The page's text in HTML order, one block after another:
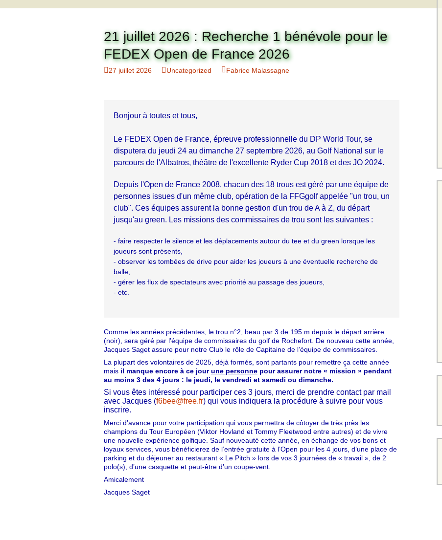
Commission Sportive
Trophée Albatros
Trophée Triple
Couronne
Coupe de Paris Dames
Championnat interclubs
Messieurs
Equipe 1 Dames
Equipe Mid-Amateurs
Equipe Senior Dames
Décembre
Mars
Juin
21 juillet 2026 : Recherche 1 bénévole pour le
FEDEX Open de France 2026
27 juillet 2026 Uncategorized Fabrice Malassagne
Bonjour à toutes et tous,
Le FEDEX Open de France, épreuve professionnelle du DP World Tour, se
disputera du jeudi 24 au dimanche 27 septembre 2026, au Golf National sur le
parcours de l'Albatros, théâtre de l'excellente Ryder Cup 2018 et des JO 2024.
Depuis l'Open de France 2008, chacun des 18 trous est géré par une équipe de
personnes issues d'un même club, opération de la FFGgolf appelée "un trou, un
club". Ces équipes assurent la bonne gestion d'un trou de A à Z, du départ
jusqu'au green. Les missions des commissaires de trou sont les suivantes :
- faire respecter le silence et les déplacements autour du tee et du green lorsque les
joueurs sont présents,
- observer les tombées de drive pour aider les joueurs à une éventuelle recherche de
balle,
- gérer les flux de spectateurs avec priorité au passage des joueurs,
- etc.
Comme les années précédentes, le trou n°2, beau par 3 de 195 m depuis le départ arrière
(noir), sera géré par l’équipe de commissaires du golf de Rochefort. De nouveau cette année,
Jacques Saget assure pour notre Club le rôle de Capitaine de l’équipe de commissaires.
La plupart des volontaires de 2025, déjà formés, sont partants pour remettre ça cette année
mais il manque encore à ce jourune personne pour assurer notre « mission » pendant
au moins 3 des 4 jours : le jeudi, le vendredi et samedi ou dimanche.
Si vous êtes intéressé pour participer ces 3 jours, merci de prendre contact par mail
avec Jacques (f6bee@free.fr) qui vous indiquera la procédure à suivre pour vous
inscrire.
Merci d’avance pour votre participation qui vous permettra de côtoyer de très près les
champions du Tour Européen (Viktor Hovland et Tommy Fleetwood entre autres) et de vivre
une nouvelle expérience golfique. Sauf nouveauté cette année, en échange de vos bons et
loyaux services, vous bénéficierez de l’entrée gratuite à l’Open pour les 4 jours, d’une place de
parking et du déjeuner au restaurant « Le Pitch » lors de vos 3 journées de « travail », de 2
polo(s), d’une casquette et peut-être d’un coupe-vent.
Amicalement
Jacques Saget